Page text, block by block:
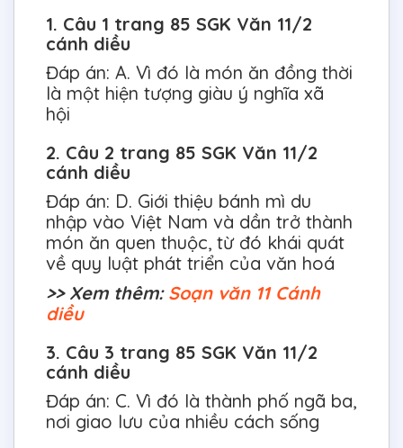
1. Câu 1 trang 85 SGK Văn 11/2
cánh diều
Đáp án: A. Vì đó là món ăn đồng thời
là một hiện tượng giàu ý nghĩa xã
hội
2. Câu 2 trang 85 SGK Văn 11/2
cánh diều
Đáp án: D. Giới thiệu bánh mì du
nhập vào Việt Nam và dần trở thành
món ăn quen thuộc, từ đó khái quát
về quy luật phát triển của văn hoá
>> Xem thêm: Soạn văn 11 Cánh
diều
3. Câu 3 trang 85 SGK Văn 11/2
cánh diều
Đáp án: C. Vì đó là thành phố ngã ba,
nơi giao lưu của nhiều cách sống